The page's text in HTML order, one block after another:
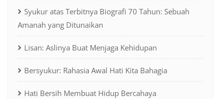
Syukur atas Terbitnya Biografi 70 Tahun: Sebuah
Amanah yang Ditunaikan
Lisan: Aslinya Buat Menjaga Kehidupan
Bersyukur: Rahasia Awal Hati Kita Bahagia
Hati Bersih Membuat Hidup Bercahaya